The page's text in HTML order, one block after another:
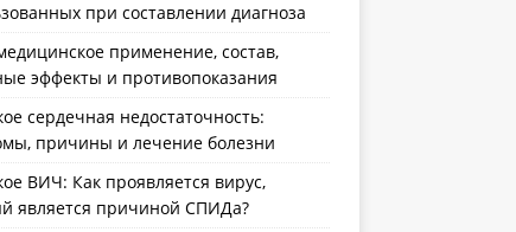
при составлении диагноза
применение, состав,
эффекты и противопоказания
сердечная недостаточность:
причины и лечение болезни
ВИЧ: Как проявляется вирус,
является причиной СПИДа?